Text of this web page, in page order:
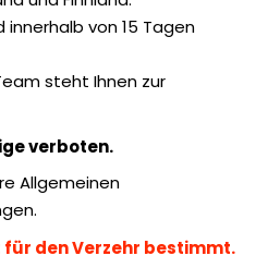
innerhalb von 15 Tagen
steht Ihnen zur
verboten.
Allgemeinen
den Verzehr bestimmt.